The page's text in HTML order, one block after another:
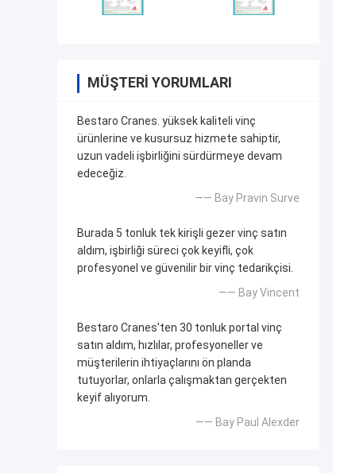
MÜŞTERI YORUMLARI
Bestaro Cranes. yüksek kaliteli vinç
ürünlerine ve kusursuz hizmete sahiptir,
uzun vadeli işbirliğini sürdürmeye devam
edeceğiz.
—— Bay Pravin Surve
Burada 5 tonluk tek kirişli gezer vinç satın
aldım, işbirliği süreci çok keyifli, çok
profesyonel ve güvenilir bir vinç tedarikçisi.
—— Bay Vincent
Bestaro Cranes'ten 30 tonluk portal vinç
satın aldım, hızlılar, profesyoneller ve
müşterilerin ihtiyaçlarını ön planda
tutuyorlar, onlarla çalışmaktan gerçekten
keyif alıyorum.
—— Bay Paul Alexder